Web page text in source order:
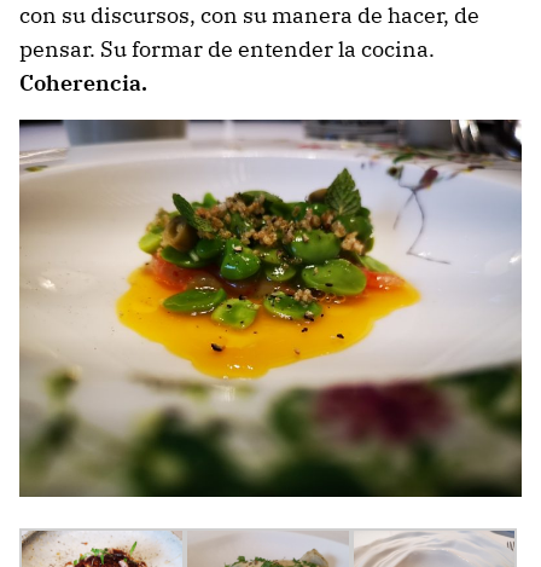
con su discursos, con su manera de hacer, de
pensar. Su formar de entender la cocina.
Coherencia.